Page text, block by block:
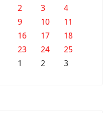
2 3
4
9 10
11
16 17
18
23 24
25
1 2 3